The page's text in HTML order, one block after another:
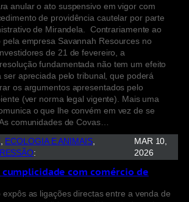
anular o ato suspensivo em vigor com
de providência cautelar por parte
de Mirandela. Contrariamente ao
empresa Savannah Resources no
de 21 de fevereiro, a
fundamentada não tem um efeito
ser apreciada pelo tribunal, que poderá
os argumentos apresentados pelo
(ver norma legal vigente). Mais uma
o que lhe convém em vez de se
comunidades de Covas…
, ECOLOGIA E ANIMAIS
:
MAR 10,
2026
cumplicidade com comércio de
expôs as ligações directas entre a venda de